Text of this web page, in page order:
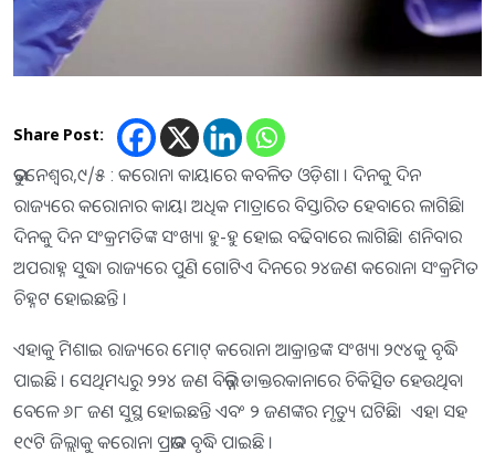
Share Post:
ଭୁବନେଶ୍ଵର,୯/୫ : କରୋନା କାୟାରେ କବଳିତ ଓଡ଼ିଶା । ଦିନକୁ ଦିନ
ରାଜ୍ୟରେ କରୋନାର କାୟା ଅଧିକ ମାତ୍ରାରେ ବିସ୍ତାରିତ ହେବାରେ ଳାଗିଛି।
ଦିନକୁ ଦିନ ସଂକ୍ରମତିଙ୍କ ସଂଖ୍ୟା ହୁ-ହୁ ହୋଇ ବଢିବାରେ ଲାଗିଛି। ଶନିବାର
ଅପରାହ୍ନ ସୁଦ୍ଧା ରାଜ୍ୟରେ ପୁଣି ଗୋଟିଏ ଦିନରେ ୨୪ଜଣ କରୋନା ସଂକ୍ରମିତ
ଚିହ୍ନଟ ହୋଇଛନ୍ତି ।
ଏହାକୁ ମିଶାଇ ରାଜ୍ୟରେ ମୋଟ୍ କରୋନା ଆକ୍ରାନ୍ତଙ୍କ ସଂଖ୍ୟା ୨୯୪କୁ ବୃଦ୍ଧି
ପାଇଛି । ସେଥିମଧ୍ୟରୁ ୨୨୪ ଜଣ ବିଭିନ୍ନ ଡାକ୍ତରକାନାରେ ଚିକିତ୍ସିତ ହେଉଥିବା
ବେଳେ ୬୮ ଜଣ ସୁସ୍ଥ ହୋଇଛନ୍ତି ଏବଂ ୨ ଜଣଙ୍କର ମୃତ୍ୟୁ ଘଟିଛି। ଏହା ସହ
୧୯ଟି ଜିଲ୍ଲାକୁ କରୋନା ପ୍ରଭାବ ବୃଦ୍ଧି ପାଇଛି ।